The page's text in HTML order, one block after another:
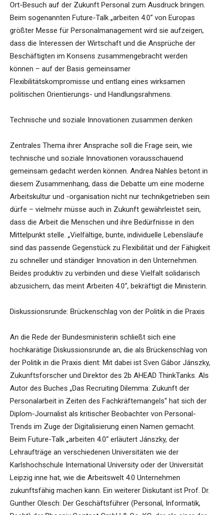
Ort-Besuch auf der Zukunft Personal zum Ausdruck bringen.
Beim sogenannten Future-Talk „arbeiten 4.0“ von Europas
größter Messe für Personalmanagement wird sie aufzeigen,
dass die Interessen der Wirtschaft und die Ansprüche der
Beschäftigten im Konsens zusammengebracht werden
können – auf der Basis gemeinsamer
Flexibilitätskompromisse und entlang eines wirksamen
politischen Orientierungs- und Handlungsrahmens.
Technische und soziale Innovationen zusammen denken
Zentrales Thema ihrer Ansprache soll die Frage sein, wie
technische und soziale Innovationen vorausschauend
gemeinsam gedacht werden können. Andrea Nahles betont in
diesem Zusammenhang, dass die Debatte um eine moderne
Arbeitskultur und -organisation nicht nur technikgetrieben sein
dürfe – vielmehr müsse auch in Zukunft gewährleistet sein,
dass die Arbeit die Menschen und ihre Bedürfnisse in den
Mittelpunkt stelle. „Vielfältige, bunte, individuelle Lebensläufe
sind das passende Gegenstück zu Flexibilität und der Fähigkeit
zu schneller und ständiger Innovation in den Unternehmen.
Beides produktiv zu verbinden und diese Vielfalt solidarisch
abzusichern, das meint Arbeiten 4.0“, bekräftigt die Ministerin.
Diskussionsrunde: Brückenschlag von der Politik in die Praxis
An die Rede der Bundesministerin schließt sich eine
hochkarätige Diskussionsrunde an, die als Brückenschlag von
der Politik in die Praxis dient: Mit dabei ist Sven Gábor Jánszky,
Zukunftsforscher und Direktor des 2b AHEAD ThinkTanks. Als
Autor des Buches „Das Recruiting Dilemma: Zukunft der
Personalarbeit in Zeiten des Fachkräftemangels“ hat sich der
Diplom-Journalist als kritischer Beobachter von Personal-
Trends im Zuge der Digitalisierung einen Namen gemacht.
Beim Future-Talk „arbeiten 4.0“ erläutert Jánszky, der
Lehraufträge an verschiedenen Universitäten wie der
Karlshochschule International University oder der Universität
Leipzig inne hat, wie die Arbeitswelt 4.0 Unternehmen
zukunftsfähig machen kann. Ein weiterer Diskutant ist Prof. Dr.
Gunther Olesch: Der Geschäftsführer (Personal, Informatik,